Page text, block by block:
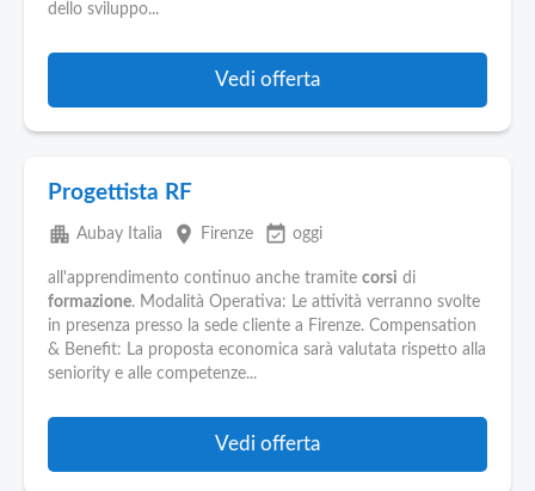
dello sviluppo...
Vedi offerta
Progettista RF
apartment Aubay Italia place Firenze event_available oggi
all'apprendimento continuo anche tramite corsi di
formazione. Modalità Operativa: Le attività verranno svolte
in presenza presso la sede cliente a Firenze. Compensation
& Benefit: La proposta economica sarà valutata rispetto alla
seniority e alle competenze...
Vedi offerta